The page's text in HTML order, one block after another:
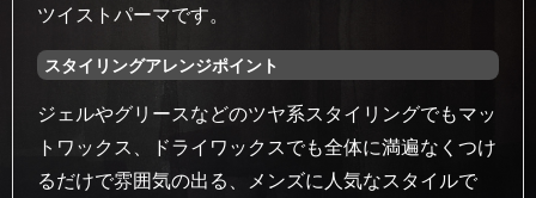
ツイストパーマです。
スタイリングアレンジポイント
ジェルやグリースなどのツヤ系スタイリングでもマッ
トワックス、ドライワックスでも全体に満遍なくつけ
るだけで雰囲気の出る、メンズに人気なスタイルで